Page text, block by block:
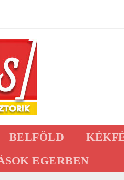
BELFÖLD
EGERBEN